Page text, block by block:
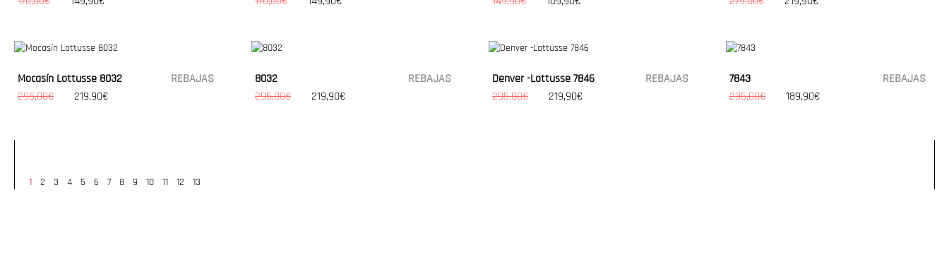
Mocasín Lottusse 8032
295,00€
219,90€
REBAJAS
8032
295,00€
219,90€
REBAJAS
Denver -Lottusse 7846
295,00€
219,90€
REBAJAS
7843
235,00€
189,90€
REBAJAS
1 2 3 4 5 6 7 8 9 10 11 12 13